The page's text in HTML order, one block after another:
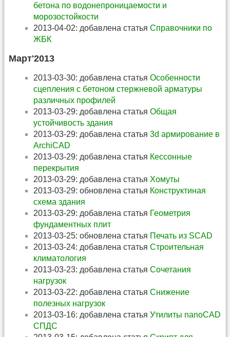
бетона по водонепроницаемости и
морозостойкости
2013-04-02: добавлена статья Справочники по
ЖБК
Март'2013
2013-03-30: добавлена статья Особенности
сцепления с бетоном стержневой арматуры
различных профилей
2013-03-29: добавлена статья Общая
устойчивость здания
2013-03-29: добавлена статья 3d армирование в
ArchiCAD
2013-03-29: добавлена статья Кессонные
перекрытия
2013-03-29: добавлена статья Хомуты
2013-03-29: обновлена статья Конструктиная
схема здания
2013-03-29: добавлена статья Геометрия
фундаментных плит
2013-03-25: обновлена статья Печать из SCAD
2013-03-24: добавлена статья Строительная
климатология
2013-03-23: добавлена статья Сочетания
нагрузок
2013-03-22: добавлена статья Снижение
полезных нагрузок
2013-03-16: добавлена статья Утилиты nanoCAD
СПДС